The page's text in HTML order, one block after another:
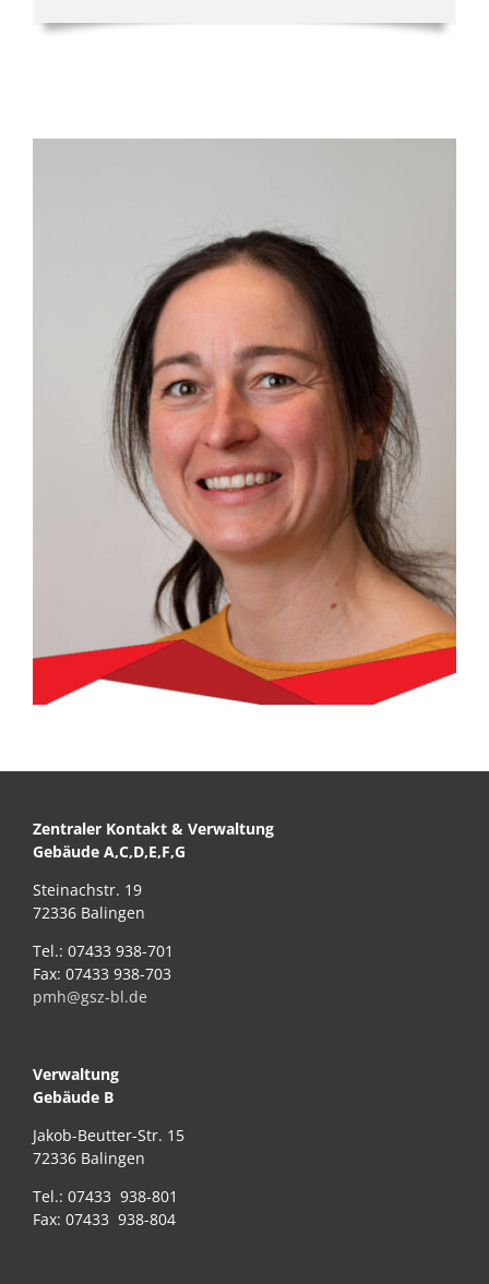
Zentraler Kontakt & Verwaltung
Gebäude A,C,D,E,F,G
Steinachstr. 19
72336 Balingen
Tel.: 07433 938-701
Fax: 07433 938-703
pmh@gsz-bl.de
Verwaltung
Gebäude B
Jakob-Beutter-Str. 15
72336 Balingen
Tel.: 07433 938-801
Fax: 07433 938-804